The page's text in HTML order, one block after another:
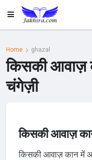
Home ghazal
किसकी आवाज़
चंगेज़ी
किसकी आवाज़
किसकी आवाज़ कान में